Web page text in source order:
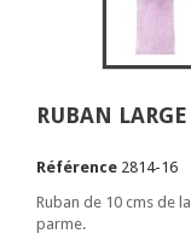
RUBAN
Référence 2814-16
Ruban de 10 cms de
parme.